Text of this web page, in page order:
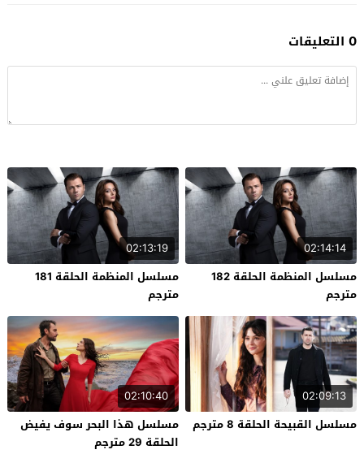
0 التعليقات
02:14:14
مسلسل المنظمة الحلقة 182
مترجم
02:13:19
مسلسل المنظمة الحلقة 181
مترجم
02:09:13
مسلسل القبيحة الحلقة 8 مترجم
02:10:40
مسلسل هذا البحر سوف يفيض
الحلقة 29 مترجم